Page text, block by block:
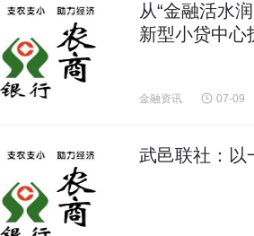
从“金融活水
新型小贷中心
金融资讯 07-09
武邑联社：以